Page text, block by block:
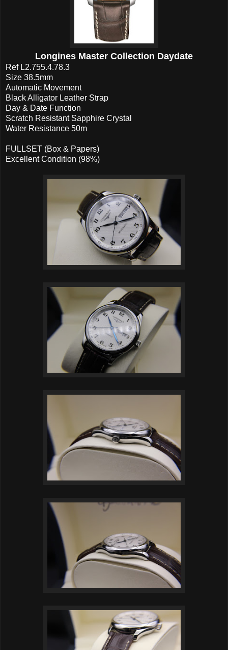
Longines Master Collection Daydate
Ref L2.755.4.78.3
Size 38.5mm
Automatic Movement
Black Alligator Leather Strap
Day & Date Function
Scratch Resistant Sapphire Crystal
Water Resistance 50m
FULLSET (Box & Papers)
Excellent Condition (98%)